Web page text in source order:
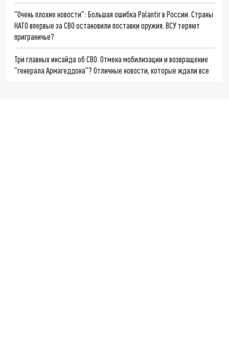
"Очень плохие новости": Большая ошибка Palantir в России. Страны
НАТО впервые за СВО остановили поставки оружия. ВСУ теряют
приграничье?
Три главных инсайда об СВО. Отмена мобилизации и возвращение
"генерала Армагеддона"? Отличные новости, которые ждали все